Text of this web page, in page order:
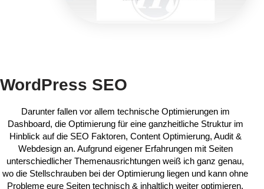
WordPress SEO
Darunter fallen vor allem technische Optimierungen im
Dashboard, die Optimierung für eine ganzheitliche Struktur im
Hinblick auf die SEO Faktoren, Content Optimierung, Audit &
Webdesign an. Aufgrund eigener Erfahrungen mit Seiten
unterschiedlicher Themenausrichtungen weiß ich ganz genau,
wo die Stellschrauben bei der Optimierung liegen und kann ohne
Probleme eure Seiten technisch & inhaltlich weiter optimieren.